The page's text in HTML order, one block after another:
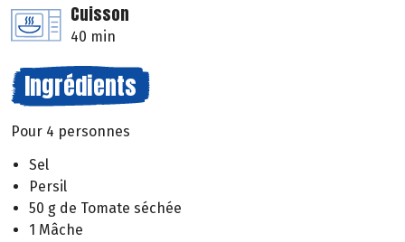
Cuisson
40 min
Ingrédients
Pour 4 personnes
Sel
Persil
50 g de Tomate séchée
1 Mâche